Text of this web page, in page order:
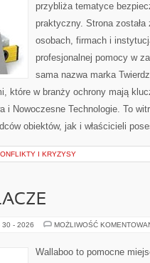
przybliża tematyce
praktyczny. Strona
osobach, firmach i
profesjonalnej pomocy w
sama nazwa marka
które w branży ochrony mają
i Nowoczesne Technologie. To
obiektów, jak i właścicieli
I KRYZYSY
30 - 2026 MOŻLIWOŚĆ
Wallaboo to pomocne